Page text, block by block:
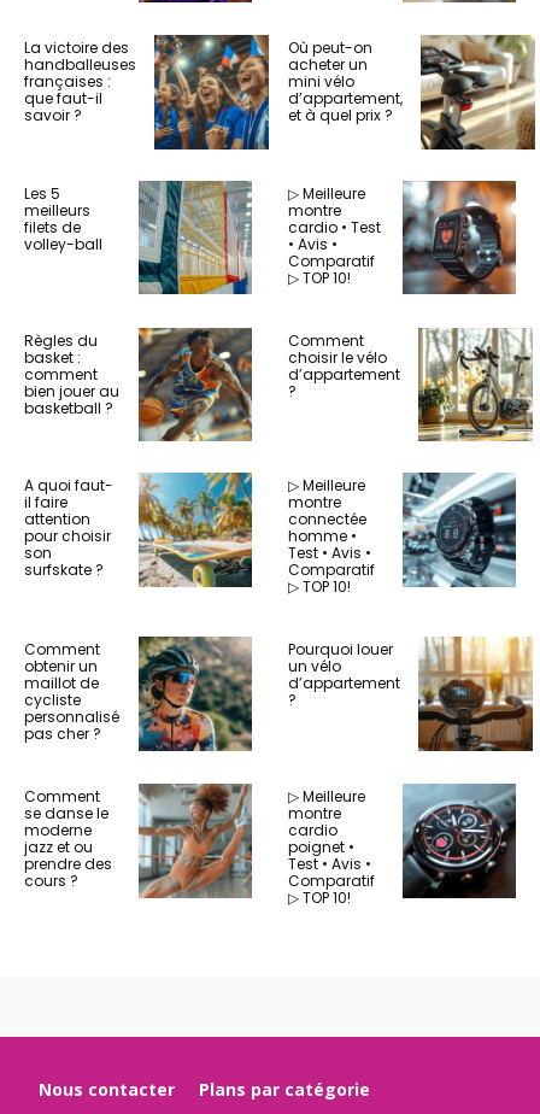
La victoire des
handballeuses
françaises :
que faut-il
savoir ?
Où peut-on
acheter un
mini vélo
d’appartement,
et à quel prix ?
Les 5
meilleurs
filets de
volley-ball
▷ Meilleure
montre
cardio • Test
• Avis •
Comparatif
▷ TOP 10!
Règles du
basket :
comment
bien jouer au
basketball ?
Comment
choisir le vélo
d’appartement
?
A quoi faut-
il faire
attention
pour choisir
son
surfskate ?
▷ Meilleure
montre
connectée
homme •
Test • Avis •
Comparatif
▷ TOP 10!
Comment
obtenir un
maillot de
cycliste
personnalisé
pas cher ?
Pourquoi louer
un vélo
d’appartement
?
Comment
se danse le
moderne
jazz et ou
prendre des
cours ?
▷ Meilleure
montre
cardio
poignet •
Test • Avis •
Comparatif
▷ TOP 10!
Nous contacter Plans par catégorie